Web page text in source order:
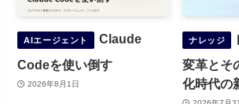
AIエージェント
Claude
Codeを使い倒す
2026年8月1日
ナレッジ
変革とそ
化時代の